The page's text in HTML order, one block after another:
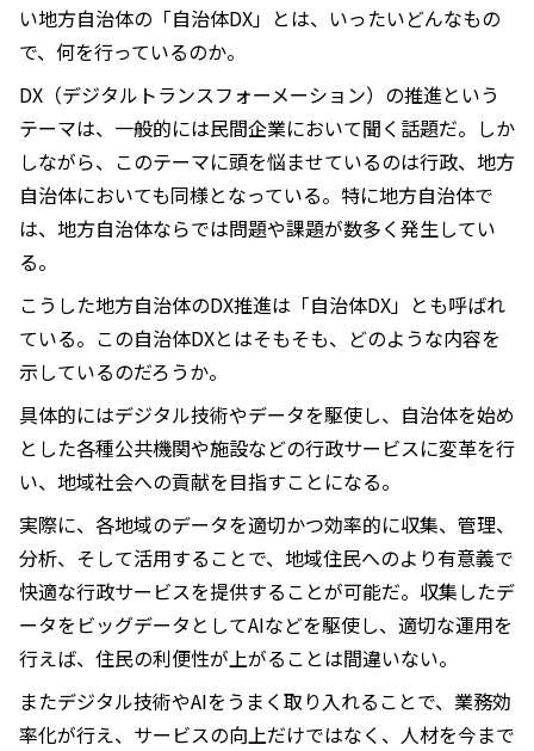
い地方自治体の「自治体DX」とは、いったいどんなもの
で、何を行っているのか。
DX（デジタルトランスフォーメーション）の推進という
テーマは、一般的には民間企業において聞く話題だ。しか
しながら、このテーマに頭を悩ませているのは行政、地方
自治体においても同様となっている。特に地方自治体で
は、地方自治体ならでは問題や課題が数多く発生してい
る。
こうした地方自治体のDX推進は「自治体DX」とも呼ばれ
ている。この自治体DXとはそもそも、どのような内容を
示しているのだろうか。
具体的にはデジタル技術やデータを駆使し、自治体を始め
とした各種公共機関や施設などの行政サービスに変革を行
い、地域社会への貢献を目指すことになる。
実際に、各地域のデータを適切かつ効率的に収集、管理、
分析、そして活用することで、地域住民へのより有意義で
快適な行政サービスを提供することが可能だ。収集したデ
ータをビッグデータとしてAIなどを駆使し、適切な運用を
行えば、住民の利便性が上がることは間違いない。
またデジタル技術やAIをうまく取り入れることで、業務効
率化が行え、サービスの向上だけではなく、人材を今まで